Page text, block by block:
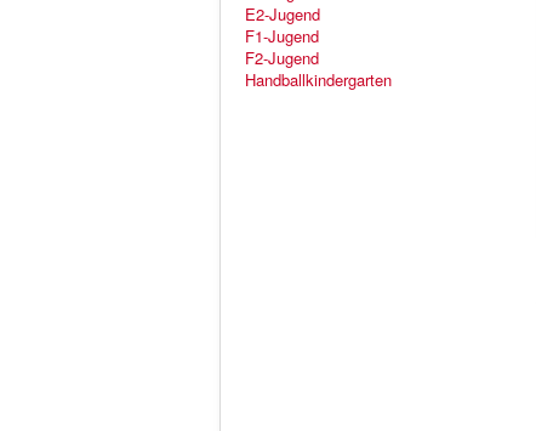
E2-Jugend
F1-Jugend
F2-Jugend
Handballkindergarten